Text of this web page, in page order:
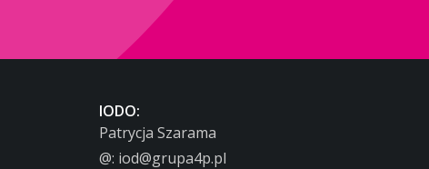
IODO:
Patrycja Szarama
@: iod@grupa4p.pl